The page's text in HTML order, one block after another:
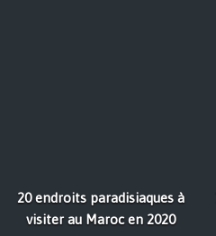
20 endroits paradisiaques à
visiter au Maroc en 2020